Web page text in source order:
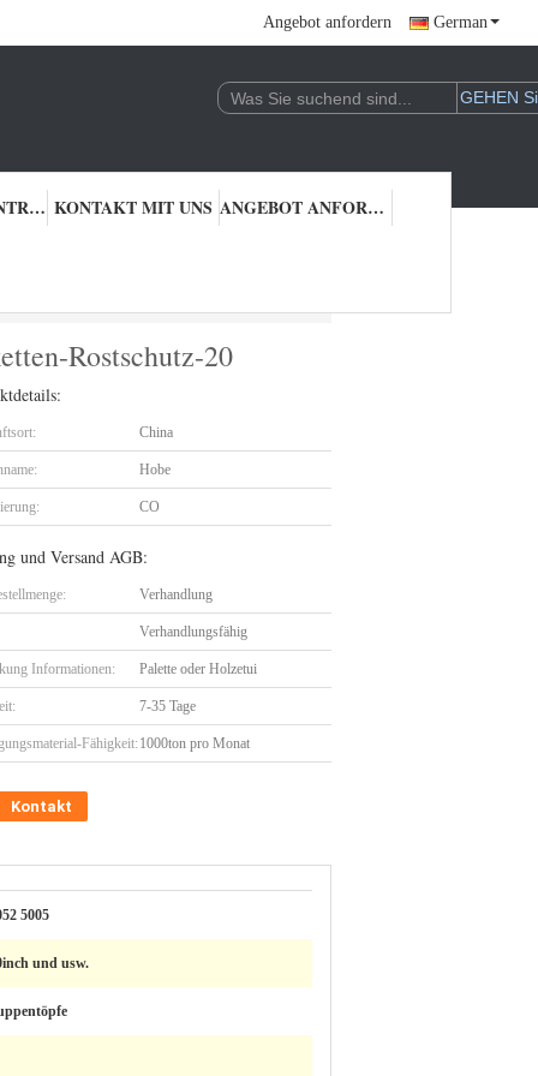
Angebot anfordern German
QUALITÄTSKONTROLLE KONTAKT MIT UNS ANGEBOT ANFORDERN
Rostschutz-20
China
Hobe
CO
und Versand AGB:
Verhandlung
Verhandlungsfähig
Informationen: Palette oder Holzetui
7-35 Tage
Fähigkeit: 1000ton pro Monat
Kontakt
5005
und usw.